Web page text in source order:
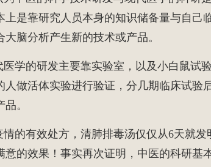
上是靠研究人员本身的知识储备量与自己
大脑分析产生新的技术或产品。
学的研发主要靠实验室，以及小白鼠试
人做活体实验进行验证，分几期临床试验
。
的有效处方，清肺排毒汤仅仅从6天就发
意的效果！事实再次证明，中医的科研基